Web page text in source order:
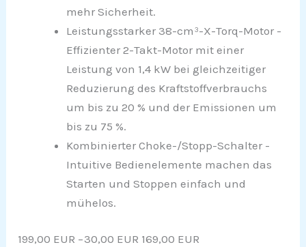
mehr Sicherheit.
Leistungsstarker 38-cm³-X-Torq-Motor -
Effizienter 2-Takt-Motor mit einer
Leistung von 1,4 kW bei gleichzeitiger
Reduzierung des Kraftstoffverbrauchs
um bis zu 20 % und der Emissionen um
bis zu 75 %.
Kombinierter Choke-/Stopp-Schalter -
Intuitive Bedienelemente machen das
Starten und Stoppen einfach und
mühelos.
199,00 EUR −30,00 EUR 169,00 EUR